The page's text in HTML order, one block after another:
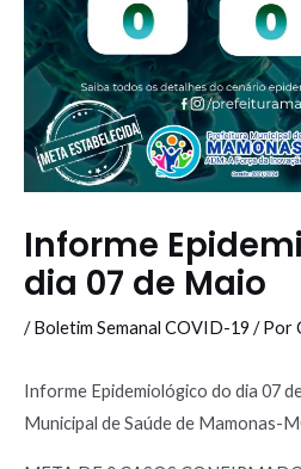
Informe
dia 07 de Maio
/Boletim Semanal COVID-19 / Por
Informe Epidemiológico do dia 07
Municipal de Saúde de Mamonas-